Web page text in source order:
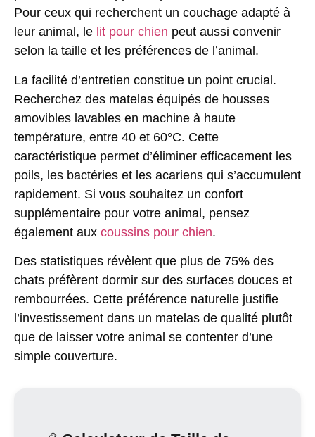
Pour ceux qui recherchent un couchage adapté à
leur animal, le lit pour chien peut aussi convenir
selon la taille et les préférences de l’animal.
La facilité d’entretien constitue un point crucial.
Recherchez des matelas équipés de housses
amovibles lavables en machine à haute
température, entre 40 et 60°C. Cette
caractéristique permet d’éliminer efficacement les
poils, les bactéries et les acariens qui s’accumulent
rapidement. Si vous souhaitez un confort
supplémentaire pour votre animal, pensez
également aux coussins pour chien.
Des statistiques révèlent que plus de 75% des
chats préfèrent dormir sur des surfaces douces et
rembourrées. Cette préférence naturelle justifie
l’investissement dans un matelas de qualité plutôt
que de laisser votre animal se contenter d’une
simple couverture.